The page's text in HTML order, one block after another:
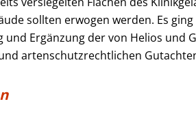
sollten erwogen werden. Es
Ergänzung der von Helios und
artenschutzrechtlichen